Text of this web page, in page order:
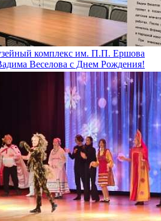
комплекс им. П.П. Ершова
Веселова с Днем Рождения!